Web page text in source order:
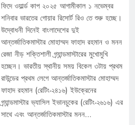
ফিদে ওয়ার্ল্ড কাপ ২০২৫ আগামীকাল ১ নভেম্বর
শনিবার ভারতের গোয়ার রিসোর্ট রিও তে শুরু হচ্ছে।
উদ্বোধনী দিনেই বাংলাদেশের দুই
আন্তর্জাতিকমাস্টার মোহাম্মদ ফাহাদ রহমান ও মনন
রেজা নীড় শক্তিশালী গ্র্যান্ডমাস্টারের মুখোমুখি
হচ্ছেন। ভারতীয় স্থানীয় সময় বিকেল ৩টায় প্রথম
রাউন্ডের প্রথম লেগে আন্তর্জাতিকমাস্টার মোহাম্মদ
ফাহাদ রহমান (রেটিং-২৪১৬) ইউক্রেনের
গ্র্যান্ডমাস্টার ভ্যাসিল ইভানচুকের (রেটিং-২৬১৬) এর
সাথে এবং আন্তর্জাতিকমাস্টার মনন…